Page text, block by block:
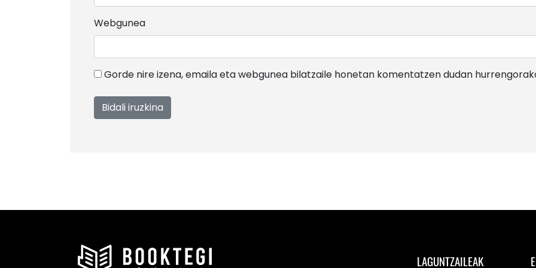
Webgunea
Gorde nire izena, emaila eta webgunea bilatzaile honetan komentatzen dudan
LAGUNTZAILEAK